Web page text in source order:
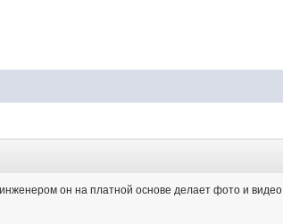
он на платной основе делает фото и видео